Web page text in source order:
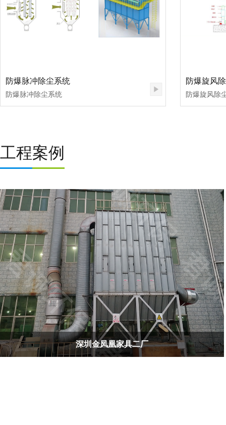
防爆脉冲除尘系统
防爆脉冲除尘系统
防爆旋风
防爆旋风除
工程案例
深圳金凤凰家具二厂